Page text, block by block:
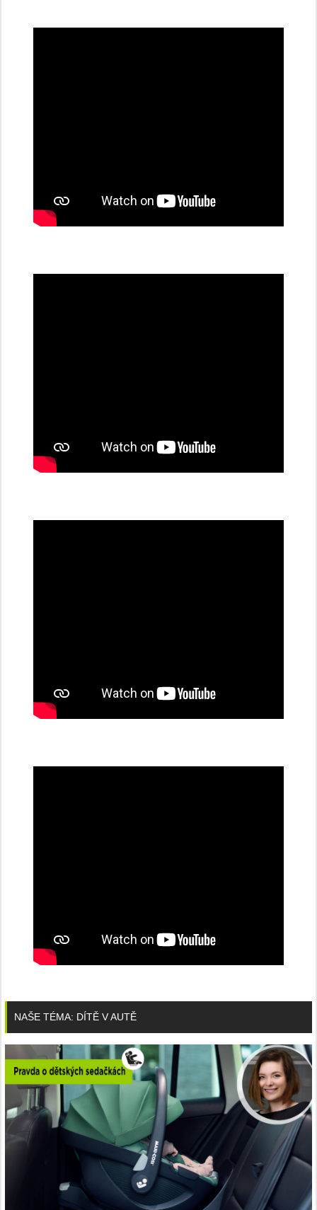
NAŠE TÉMA: DÍTĚ V AUTĚ